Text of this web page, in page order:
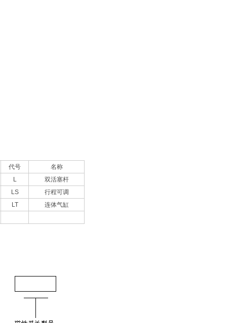
代号
名称
L
双活塞杆
LS
行程可调
LT
连体气缸